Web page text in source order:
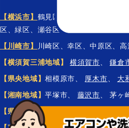
【横浜市】 鶴見区、神奈川区、西区
区、緑区、瀬谷区、栄区、泉区、青葉
【川崎市】
川崎区、幸区、中原区、
【横須賀三浦地域】
横須賀市 、鎌倉
【県央地域】相模原市、 厚木市 大
【湘南地域】平塚市、 藤沢市 、 茅
【県西地域】 小田原市、南足柄市、